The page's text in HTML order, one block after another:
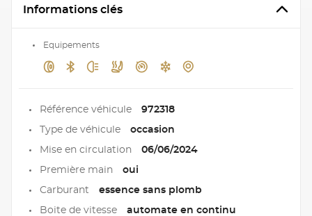
Informations clés
Equipements
Référence véhicule 972318
Type de véhicule occasion
Mise en circulation 06/06/2024
Première main oui
Carburant essence sans plomb
Boite de vitesse automate en continu